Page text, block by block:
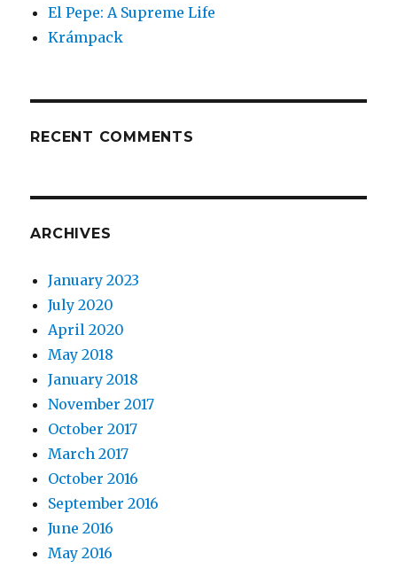
El Pepe: A Supreme Life
Krámpack
RECENT COMMENTS
ARCHIVES
January 2023
July 2020
April 2020
May 2018
January 2018
November 2017
October 2017
March 2017
October 2016
September 2016
June 2016
May 2016